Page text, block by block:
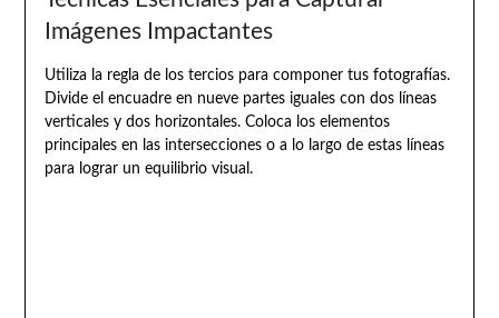
Imágenes Impactantes
Utiliza la regla de los tercios para componer tus fotografías.
Divide el encuadre en nueve partes iguales con dos líneas
verticales y dos horizontales. Coloca los elementos
principales en las intersecciones o a lo largo de estas líneas
para lograr un equilibrio visual.